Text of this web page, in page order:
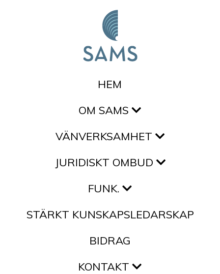
HEM
OM SAMS
VÄNVERKSAMHET
JURIDISKT OMBUD
FUNK.
STÄRKT KUNSKAPSLEDARSKAP
BIDRAG
KONTAKT